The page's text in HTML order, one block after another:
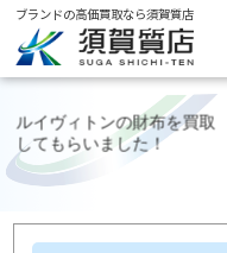
ブランドの高価買取なら須賀質店
ブランド買取 財布・小物買取
ルイヴィトンの財布を買取
してもらいました！